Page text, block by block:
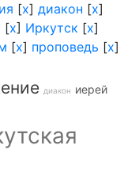
[x] диакон [x]
[x] Иркутск [x]
[x] проповедь [x]
диакон иерей